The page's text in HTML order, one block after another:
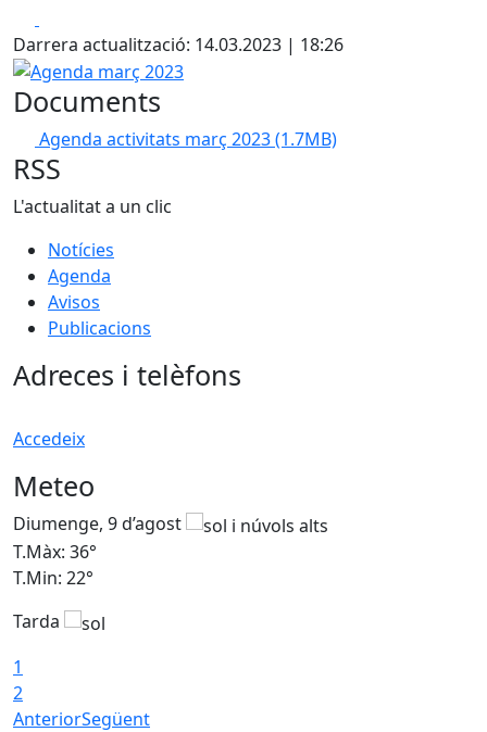
Darrera actualització: 14.03.2023 | 18:26
Agenda març 2023
Documents
Agenda activitats març 2023(1.7MB)
RSS
L'actualitat a un clic
Notícies
Agenda
Avisos
Publicacions
Adreces i telèfons
Accedeix
Meteo
Diumenge, 9 d’agost
T.Màx: 36°
T.Min: 22°
Tarda
1
2
AnteriorSegüent